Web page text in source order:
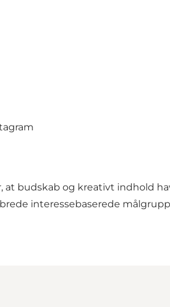
budskab og kreativt indhold
interessebaserede